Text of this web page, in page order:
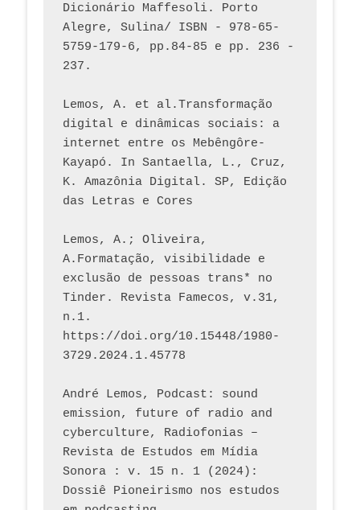
Dicionário Maffesoli. Porto
Alegre, Sulina/ ISBN - 978-65-
5759-179-6, pp.84-85 e pp. 236 -
237.
Lemos, A. et al.Transformação
digital e dinâmicas sociais: a
internet entre os Mebêngôre-
Kayapó. In Santaella, L., Cruz,
K. Amazônia Digital. SP, Edição
das Letras e Cores
Lemos, A.; Oliveira,
A.Formatação, visibilidade e
exclusão de pessoas trans* no
Tinder. Revista Famecos, v.31,
n.1.
https://doi.org/10.15448/1980-
3729.2024.1.45778
André Lemos, Podcast: sound
emission, future of radio and
cyberculture, Radiofonias –
Revista de Estudos em Mídia
Sonora : v. 15 n. 1 (2024):
Dossiê Pioneirismo nos estudos